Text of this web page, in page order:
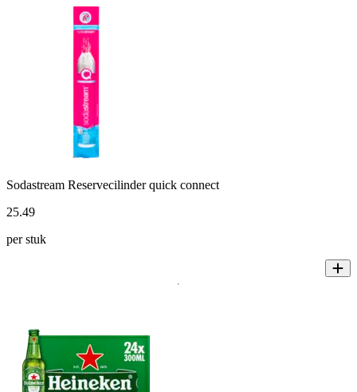
Sodastream Reservecilinder quick connect
25.49
per stuk